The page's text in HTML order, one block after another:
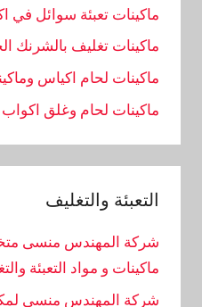
ماكينات تعبئة سوائل في
ماكينات تغليف بالشرنك
ماكينات لحام اكياس
ماكينات لحام وغلق اكواب
التعبئة والتغليف
شركة المهندس منسى
ماكينات و مواد التعبئة
شركة المهندس منسى